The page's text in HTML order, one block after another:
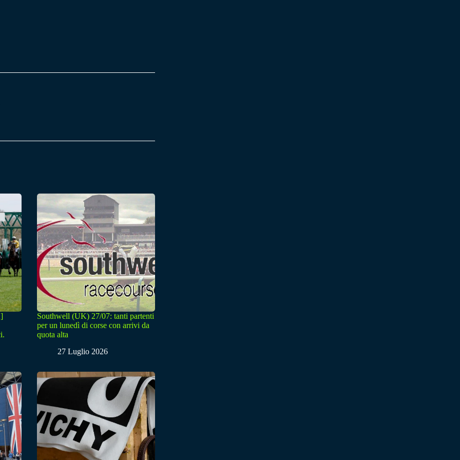
Southwell (UK) 27/07: tanti partenti
per un lunedì di corse con arrivi da
quota alta
27 Luglio 2026